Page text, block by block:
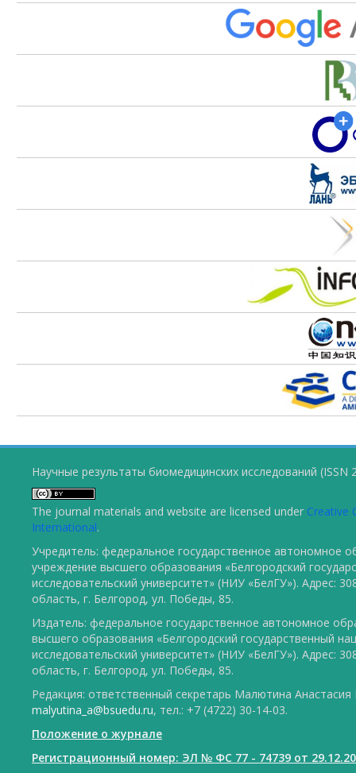
Научные результаты биомедицинских исследований (ISSN
The journal materials and website are licensed under Creative
International.
Учредитель: федеральное государственное автономное
учреждение высшего образования «Белгородский
исследовательский университет» (НИУ «БелГУ»). Адрес:
область, г. Белгород, ул. Победы, 85.
Издатель: федеральное государственное автономное
высшего образования «Белгородский государственный
исследовательский университет» (НИУ «БелГУ»). Адрес:
область, г. Белгород, ул. Победы, 85.
Редакция: ответственный секретарь Малютина
malyutina_a@bsuedu.ru, тел.: +7 (4722) 30-14-03.
Положение о журнале
Регистрационный номер: ЭЛ № ФС 77 - 74739 от